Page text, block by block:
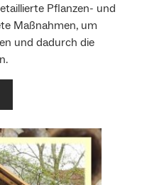
Pflanzen- und
Maßnahmen, um
und dadurch die